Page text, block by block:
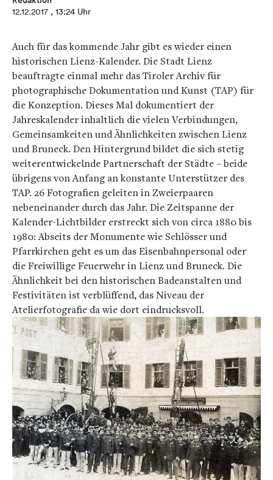
12.12.2017 , 13:24 Uhr
Auch für das kommende Jahr gibt es wieder einen
historischen Lienz-Kalender. Die Stadt Lienz
beauftragte einmal mehr das Tiroler Archiv für
photographische Dokumentation und Kunst (TAP) für
die Konzeption. Dieses Mal dokumentiert der
Jahreskalender inhaltlich die vielen Verbindungen,
Gemeinsamkeiten und Ähnlichkeiten zwischen Lienz
und Bruneck. Den Hintergrund bildet die sich stetig
weiterentwickelnde Partnerschaft der Städte – beide
übrigens von Anfang an konstante Unterstützer des
TAP. 26 Fotografien geleiten in Zweierpaaren
nebeneinander durch das Jahr. Die Zeitspanne der
Kalender-Lichtbilder erstreckt sich von circa 1880 bis
1980: Abseits der Monumente wie Schlösser und
Pfarrkirchen geht es um das Eisenbahnpersonal oder
die Freiwillige Feuerwehr in Lienz und Bruneck. Die
Ähnlichkeit bei den historischen Badeanstalten und
Festivitäten ist verblüffend, das Niveau der
Atelierfotografie da wie dort eindrucksvoll.